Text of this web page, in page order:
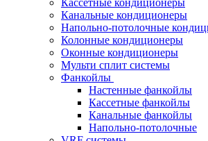
Канальные кондиционеры
Напольно-потолочные
Колонные кондиционеры
Оконные кондиционеры
Мульти сплит системы
Фанкойлы
Настенные фанкойлы
Кассетные фанкойлы
Канальные фанкойлы
Напольно-потолочные